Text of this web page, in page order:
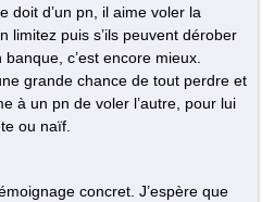
doit d’un pn, il aime voler la
limitez puis s’ils peuvent dérober
c’est encore mieux.
grande chance de tout perdre et
à un pn de voler l’autre, pour lui
ou naïf.
concret. J’espère que